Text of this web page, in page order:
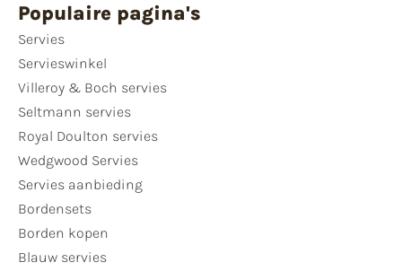
Populaire pagina's
Servies
Servieswinkel
Villeroy & Boch servies
Seltmann servies
Royal Doulton servies
Wedgwood Servies
Servies aanbieding
Bordensets
Borden kopen
Blauw servies